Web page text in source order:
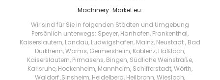
Machinery-Market.eu.
Wir sind für Sie in folgenden Städten und Umgebung
Persönlich unterwegs: Speyer, Hanhofen, Frankenthal,
Kaiserslautern, Landau, Ludwigshafen, Mainz, Neustadt , Bad
Dürkheim, Worms, Germersheim, Koblenz, Haßloch,
Kaiserslautern, Pirmasens, Bingen, Südliche Weinstraße,
Karlsruhe, Hockenheim, Mannheim, Schifferstadt, Wörth,
Waldorf ,Sinsheim, Heidelberg, Heilbronn, Wiesloch,